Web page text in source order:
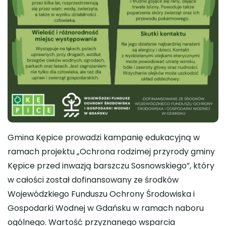
Gmina Kępice prowadzi kampanię edukacyjną w
ramach projektu „Ochrona rodzimej przyrody gminy
Kępice przed inwazją barszczu Sosnowskiego”, który
w całości został dofinansowany ze środków
Wojewódzkiego Funduszu Ochrony Środowiska i
Gospodarki Wodnej w Gdańsku w ramach naboru
ogólnego. Wartość przyznanego wsparcia